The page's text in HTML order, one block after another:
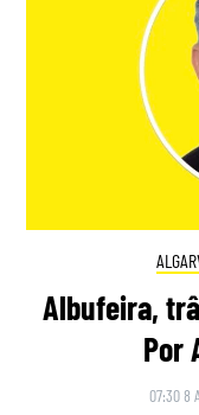
Albufeira,
Por
07:30 8